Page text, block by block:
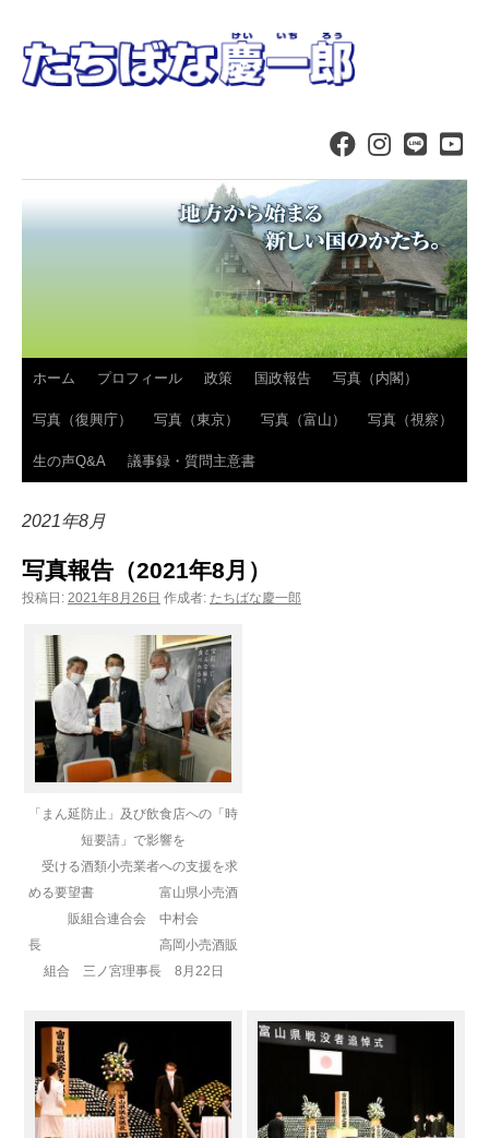
コ
ン
テ
へ
プ
ホーム プロフィール 政策 国政報告 写真（内閣）
写真（復興庁） 写真（東京） 写真（富山） 写真（視察）
生の声Q&A 議事録・質問主意書
2021年8月
写真報告（2021年8月）
投稿日: 2021年8月26日 作成者: たちばな慶一郎
「まん延防止」及び飲食店への「時
短要請」で影響を
受ける酒類小売業者への支援を求
める要望書 富山県小売酒
販組合連合会 中村会
長 高岡小売酒販
組合 三ノ宮理事長 8月22日